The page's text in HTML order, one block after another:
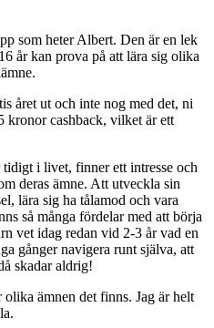
som heter Albert. Den är en lek
år kan prova på att lära sig olika
året ut och inte nog med det, ni
kronor cashback, vilket är ett
i livet, finner ett intresse och
deras ämne. Att utveckla sin
lära sig ha tålamod och vara
så många fördelar med att börja
vet idag redan vid 2-3 år vad en
gånger navigera runt själva, att
skadar aldrig!
ämnen det finns. Jag är helt